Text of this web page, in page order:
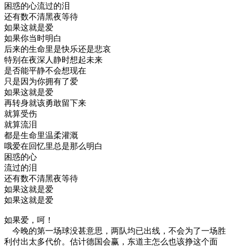
困惑的心流过的泪
还有数不清黑夜等待
如果这就是爱
如果你当时明白
后来的生命里是快乐还是悲哀
特别在夜深人静时想起未来
是否能平静不会想现在
只是因为你拥有了爱
如果这就是爱
再转身就该勇敢留下来
就算受伤
就算流泪
都是生命里温柔灌溉
哦爱在回忆里总是那么明白
困惑的心
流过的泪
还有数不清黑夜等待
如果这就是爱
如果这就是爱
如果爱，呵！
今晚的第一场球没甚意思，两队均已出线，不会为了一场胜
利付出太多代价。估计德国会赢，东道主怎么也该挣这个面